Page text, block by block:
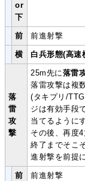
or
下
前 前進射撃
横 白兵形態(高速
落
雷
攻
撃
25m先に落雷
落雷攻撃は複
(タキプリ/
ジは有効手段
当てるように
その後、再度
終了までそこ
進射撃を前提
前 前進射撃